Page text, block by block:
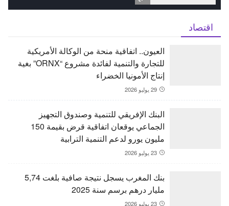
اقتصاد
العيون.. اتفاقية منحة من الوكالة الأمريكية
للتجارة والتنمية لفائدة مشروع “ORNX” بغية
إنتاج الأمونيا الخضراء
29 يوليو 2026
البنك الإفريقي للتنمية وصندوق التجهيز
الجماعي يوقعان اتفاقية قرض بقيمة 150
مليون يورو لدعم التنمية الترابية
23 يوليو 2026
بنك المغرب يسجل نتيجة صافية بلغت 5,74
مليار درهم برسم سنة 2025
23 يوليو 2026